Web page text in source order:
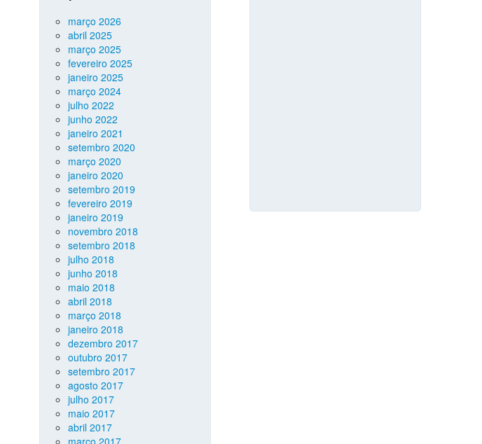
março 2026
abril 2025
março 2025
fevereiro 2025
janeiro 2025
março 2024
julho 2022
junho 2022
janeiro 2021
setembro 2020
março 2020
janeiro 2020
setembro 2019
fevereiro 2019
janeiro 2019
novembro 2018
setembro 2018
julho 2018
junho 2018
maio 2018
abril 2018
março 2018
janeiro 2018
dezembro 2017
outubro 2017
setembro 2017
agosto 2017
julho 2017
maio 2017
abril 2017
março 2017